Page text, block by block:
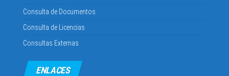
Consulta de Documentos
Consulta de Licencias
Consultas Externas
ENLACES